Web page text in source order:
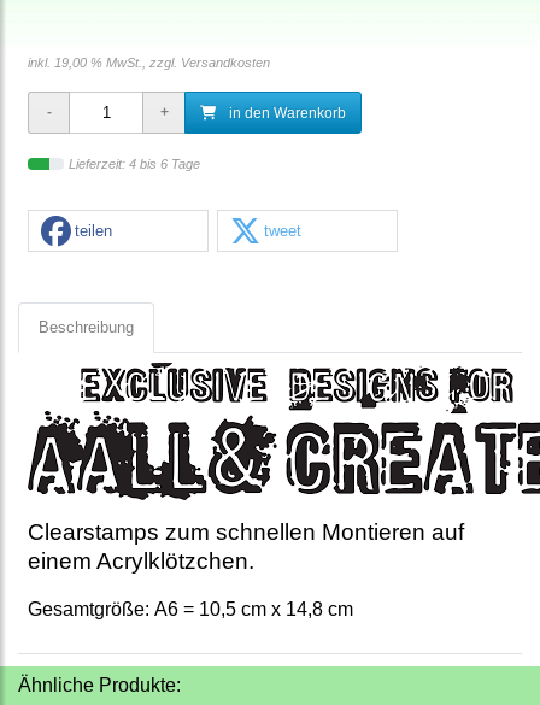
inkl. 19,00 % MwSt., zzgl. Versandkosten
in den Warenkorb
Lieferzeit: 4 bis 6 Tage
teilen tweet
Beschreibung
Clearstamps zum schnellen Montieren auf
einem Acrylklötzchen.
Gesamtgröße: A6 = 10,5 cm x 14,8 cm
Ähnliche Produkte: